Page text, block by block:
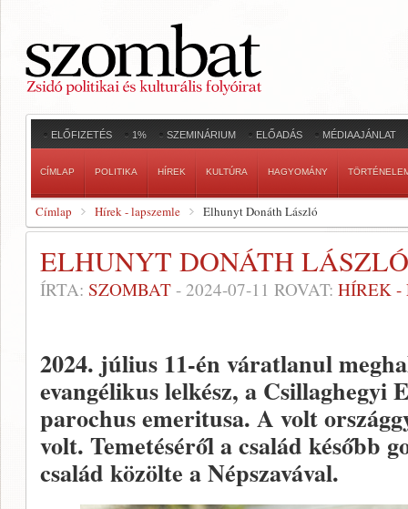
ELŐFIZETÉS 1% SZEMINÁRIUM ELŐADÁS MÉDIAAJÁNLAT
CÍMLAP POLITIKA HÍREK KULTÚRA HAGYOMÁNY
Címlap Hírek - lapszemle Elhunyt Donáth László
ELHUNYT DONÁTH LÁSZLÓ
ÍRTA: SZOMBAT - 2024-07-11 ROVAT: HÍREK -
2024. július 11-én váratlanul
evangélikus lelkész, a Csillaghegyi
parochus emeritusa. A volt
volt. Temetéséről a család később
család közölte a Népszavával.